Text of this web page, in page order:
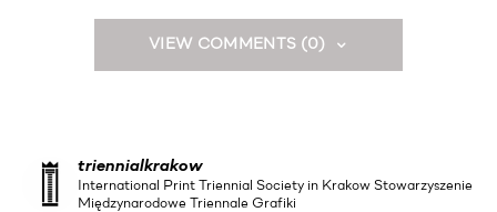
VIEW COMMENTS (0)
triennialkrakow
International Print Triennial Society in Krakow Stowarzyszenie
Międzynarodowe Triennale Grafiki